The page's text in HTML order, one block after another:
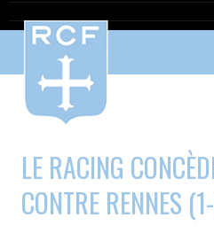
LE RACING
CONTRE RENNES